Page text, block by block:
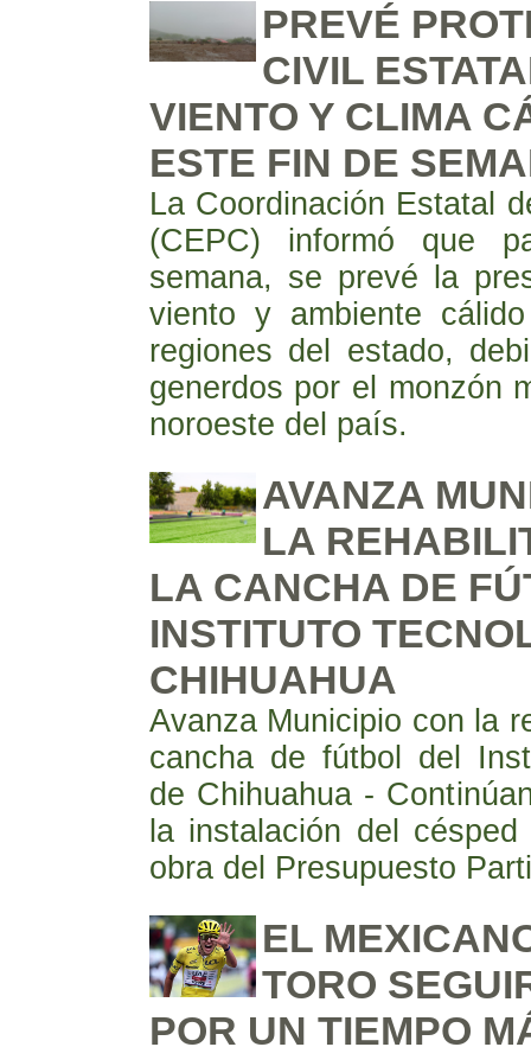
PREVÉ
CIVIL
VIENTO Y CLIMA
ESTE FIN DE
La Coordinación Estatal
(CEPC) informó que
semana, se prevé la
viento y ambiente
regiones del estado,
generdos por el monzón
noroeste del país.
AVANZA
LA
LA CANCHA DE
INSTITUTO
CHIHUAHUA
Avanza Municipio con la
cancha de fútbol del
de Chihuahua -
la instalación del
obra del Presupuesto
EL
TORO
POR UN TIEMPO